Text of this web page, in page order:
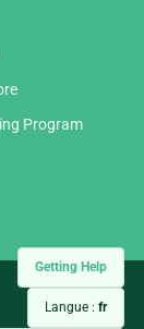
Getting Help
Langue : fr
Program